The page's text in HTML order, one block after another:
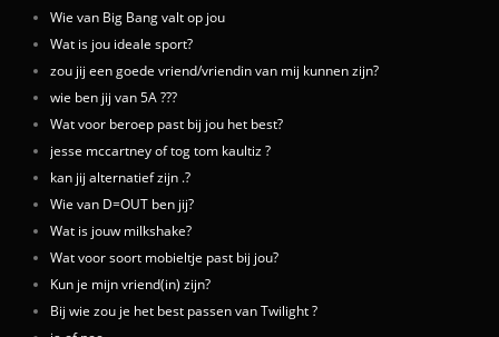
Wie van Big Bang valt op jou
Wat is jou ideale sport?
zou jij een goede vriend/vriendin van mij kunnen zijn?
wie ben jij van 5A ???
Wat voor beroep past bij jou het best?
jesse mccartney of tog tom kaultiz ?
kan jij alternatief zijn .?
Wie van D=OUT ben jij?
Wat is jouw milkshake?
Wat voor soort mobieltje past bij jou?
Kun je mijn vriend(in) zijn?
Bij wie zou je het best passen van Twilight ?